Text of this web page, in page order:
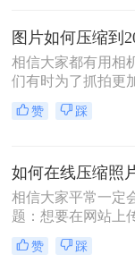
缩图片吗？相信大
法，下面来给大家
法，一起来试试吧
相信大家都有用相
们有时为了抓拍更
会使用到单反相机
反相机拍摄出来的
什么方法是既可以
能缩小图片的体积
我们只需将图片进
赞 踩
相信大家平常一定
题：想要在网站上
被提示图片过大不
图片每张都是十几
赞 踩